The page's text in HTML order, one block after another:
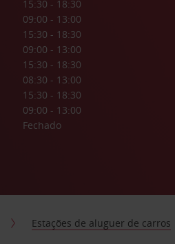
15:30 - 18:30
09:00 - 13:00
15:30 - 18:30
09:00 - 13:00
15:30 - 18:30
08:30 - 13:00
15:30 - 18:30
09:00 - 13:00
Fechado
Estações de aluguer de carros